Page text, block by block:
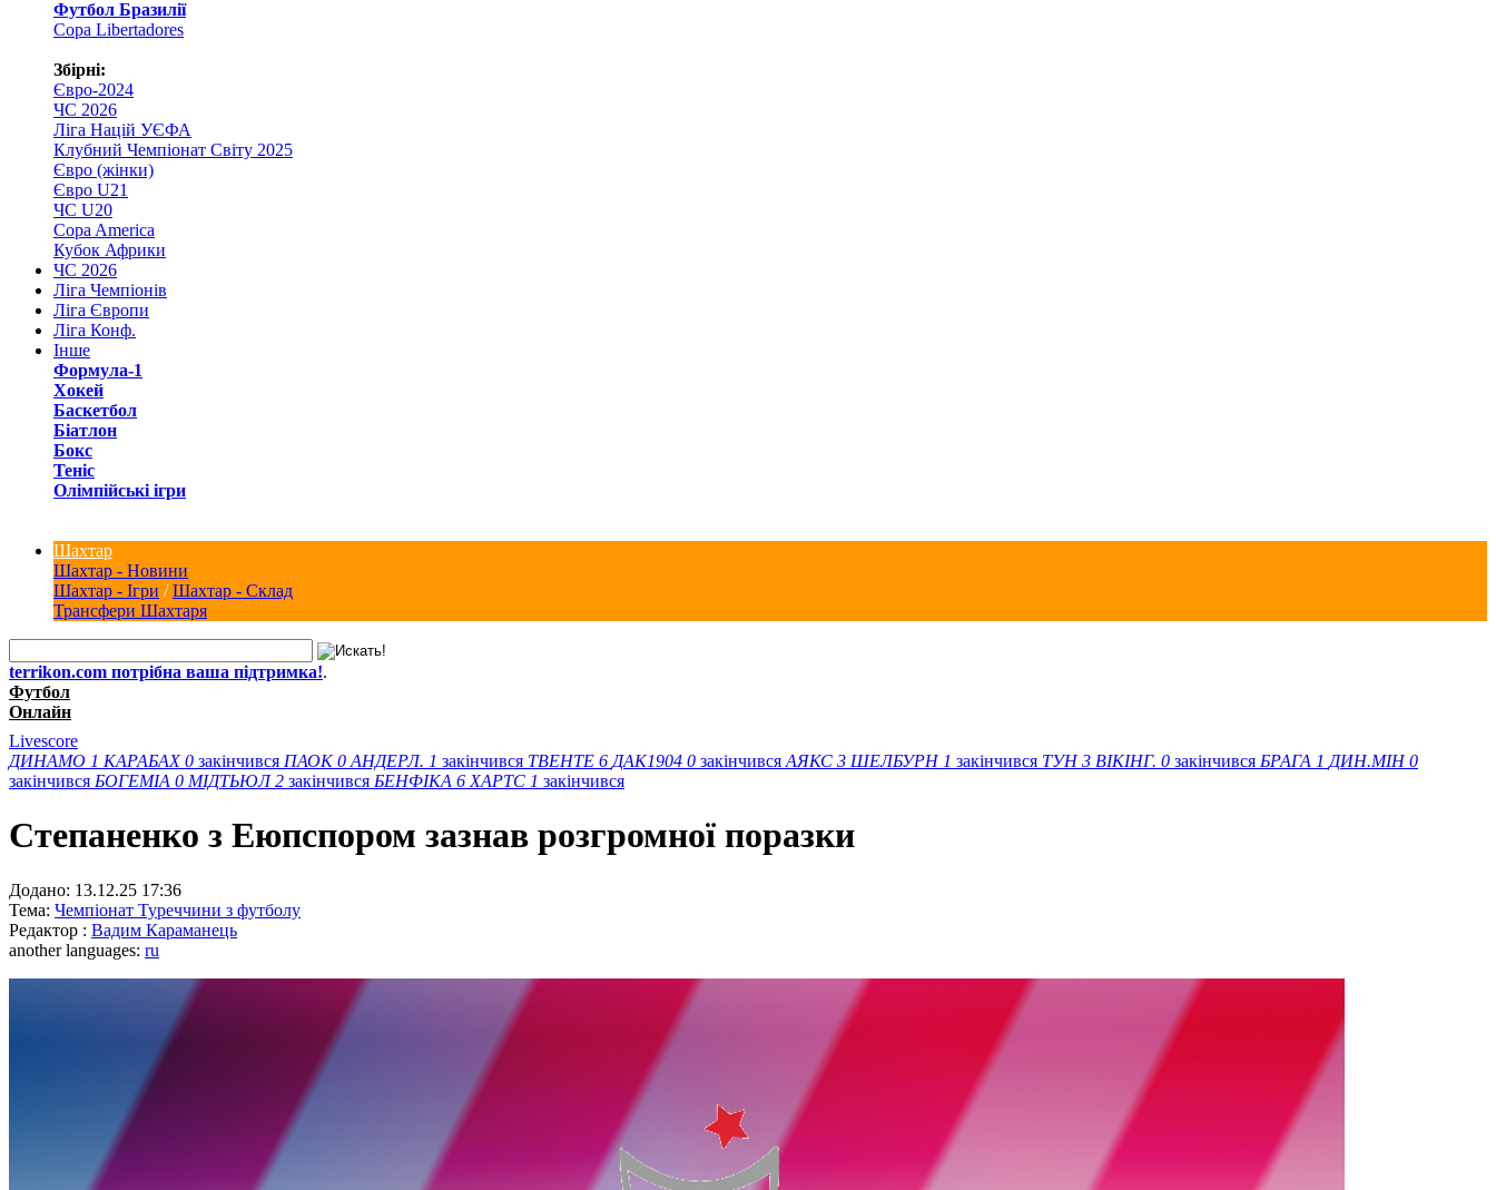
Футбол Бразилії
Copa Libertadores
Збірні:
Євро-2024
ЧС 2026
Ліга Націй УЄФА
Клубний Чемпіонат Світу 2025
Євро (жінки)
Євро U21
ЧС U20
Copa America
Кубок Африки
ЧС 2026
Ліга Чемпіонів
Ліга Європи
Ліга Конф.
Інше
Формула-1
Хокей
Баскетбол
Біатлон
Бокс
Теніс
Олімпійські ігри
Шахтар
Шахтар - Новини
Шахтар - Ігри /Шахтар - Склад
Трансфери Шахтаря
terrikon.com потрібна ваша підтримка!.
Футбол
Онлайн
Livescore
ДИНАМО 1 КАРАБАХ 0 закінчився ПАОК 0 АНДЕРЛ. 1 закінчився ТВЕНТЕ 6 ДАК1904 0 закінчився АЯКС 3 ШЕЛБУРН 1 закінчився ТУН 3 ВІКІНГ. 0 закінчився БРАГА 1 ДИН.МІН 0
закінчився БОГЕМІА 0 МІДТЬЮЛ 2 закінчився БЕНФІКА 6 ХАРТС 1 закінчився
Степаненко з Еюпспором зазнав розгромної поразки
Додано: 13.12.25 17:36
Тема: Чемпіонат Туреччини з футболу
Редактор : Вадим Караманець
another languages: ru